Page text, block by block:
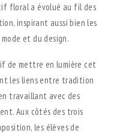
floral a évolué au fil des
inspirant aussi bien les
et du design.
de mettre en lumière cet
les liens entre tradition
travaillant avec des
Aux côtés des trois
les élèves de